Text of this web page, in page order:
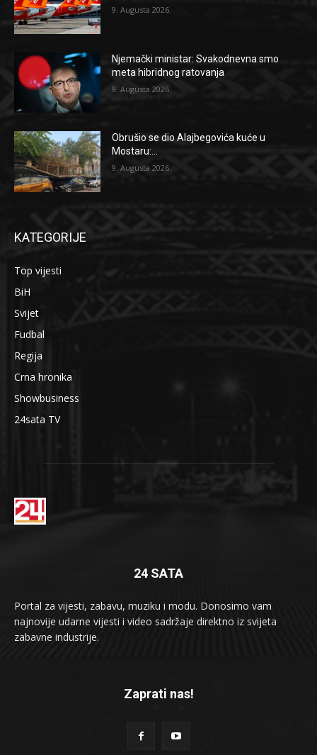
9. Augusta 2026.
Njemački ministar: Svakodnevna smo
meta hibridnog ratovanja
9. Augusta 2026.
Obrušio se dio Alajbegovića kuće u
Mostaru:...
9. Augusta 2026.
KATEGORIJE
Top vijesti
BiH
Svijet
Fudbal
Regija
Crna hronika
Showbusiness
24sata TV
24 SATA
Portal za vijesti, zabavu, muziku i modu. Donosimo vam
najnovije udarne vijesti i video sadržaje direktno iz svijeta
zabavne industrije.
Zaprati nas!